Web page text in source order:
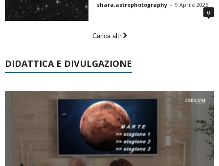
shara.astrophotography - 9 Aprile 2026
0
Carica altri
DIDATTICA E DIVULGAZIONE